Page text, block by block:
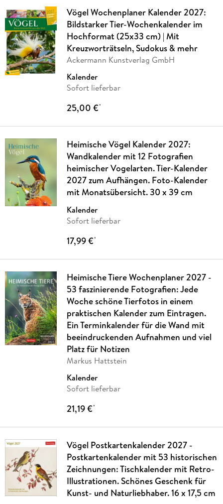
Vögel Wochenplaner Kalender 2027:
Bildstarker Tier-Wochenkalender im
Hochformat (25x33 cm) | Mit
Kreuzworträtseln, Sudokus & mehr
Ackermann Kunstverlag GmbH
Kalender
Sofort lieferbar
25,00 €*
Heimische Vögel Kalender 2027:
Wandkalender mit 12 Fotografien
heimischer Vogelarten. Tier-Kalender
2027 zum Aufhängen. Foto-Kalender
mit Monatsübersicht. 30 x 39 cm
Kalender
Sofort lieferbar
17,99 €*
Heimische Tiere Wochenplaner 2027 -
53 faszinierende Fotografien: Jede
Woche schöne Tierfotos in einem
praktischen Kalender zum Eintragen.
Ein Terminkalender für die Wand mit
beeindruckenden Aufnahmen und viel
Platz für Notizen
Markus Hattstein
Kalender
Sofort lieferbar
21,19 €*
Vögel Postkartenkalender 2027 -
Postkartenkalender mit 53 historischen
Zeichnungen: Tischkalender mit Retro-
Illustrationen. Schönes Geschenk für
Kunst- und Naturliebhaber. 16 x 17,5 cm